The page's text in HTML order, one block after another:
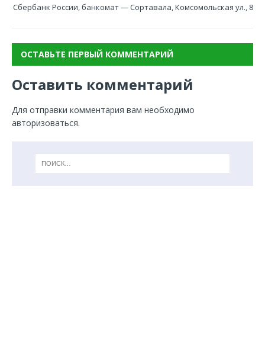
Сбербанк России, банкомат — Сортавала, Комсомольская ул., 8
ОСТАВЬТЕ ПЕРВЫЙ КОММЕНТАРИЙ
Оставить комментарий
Для отправки комментария вам необходимо
авторизоваться.